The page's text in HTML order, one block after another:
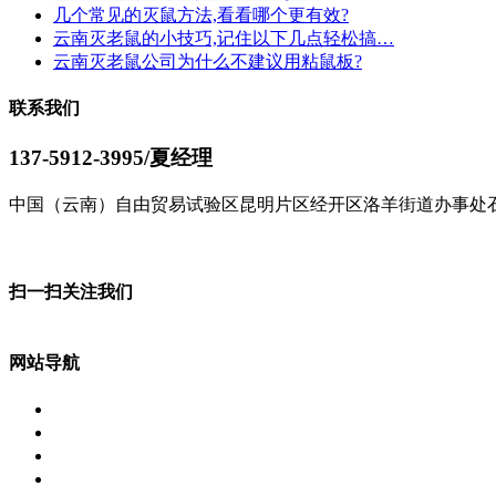
几个常见的灭鼠方法,看看哪个更有效?
云南灭老鼠的小技巧,记住以下几点轻松搞…
云南灭老鼠公司为什么不建议用粘鼠板?
联系我们
137-5912-3995/夏经理
中国（云南）自由贸易试验区昆明片区经开区洛羊街道办事处
扫一扫关注我们
网站导航